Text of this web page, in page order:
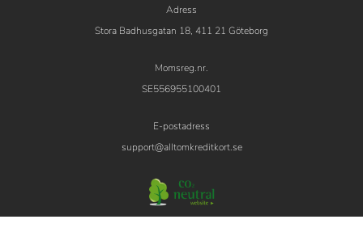
Adress
Stora Badhusgatan 18, 411 21 Göteborg
Momsreg.nr.
SE556955100401
E-postadress
support@alltomkreditkort.se